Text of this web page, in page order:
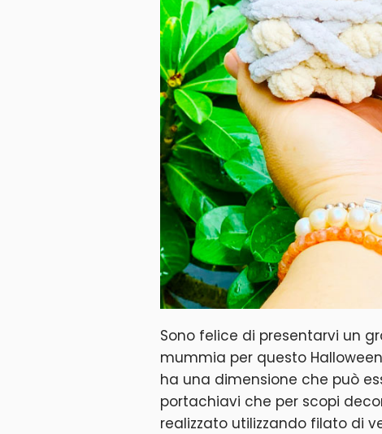
Sono felice di presentarvi un
mummia per questo
ha una dimensione che può
portachiavi che per scopi
realizzato utilizzando filato di